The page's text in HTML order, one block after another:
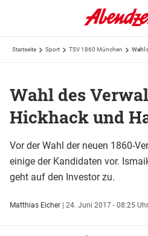
Startseite Sport TSV 1860 München
Wahl des
Hickhack und
Vor der Wahl der neuen 1860-
einige der Kandidaten vor.
geht auf den Investor zu.
Matthias Eicher | 24. Juni 2017 - 08:25 Uhr